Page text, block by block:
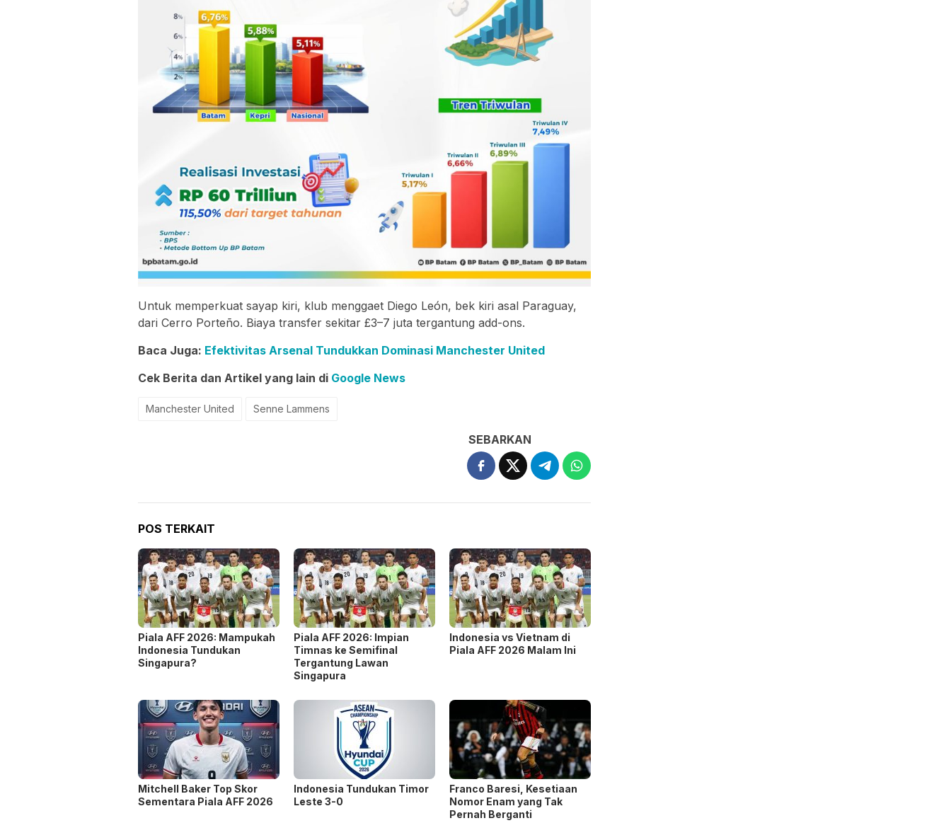
Untuk memperkuat sayap kiri, klub menggaet Diego León, bek kiri asal Paraguay,
dari Cerro Porteño. Biaya transfer sekitar £3–7 juta tergantung add-ons.
Baca Juga: Efektivitas Arsenal Tundukkan Dominasi Manchester United
Cek Berita dan Artikel yang lain di Google News
Manchester United Senne Lammens
SEBARKAN
POS TERKAIT
Piala AFF 2026: Mampukah
Indonesia Tundukan
Singapura?
Piala AFF 2026: Impian
Timnas ke Semifinal
Tergantung Lawan
Singapura
Indonesia vs Vietnam di
Piala AFF 2026 Malam Ini
Mitchell Baker Top Skor
Sementara Piala AFF 2026
Indonesia Tundukan Timor
Leste 3-0
Franco Baresi, Kesetiaan
Nomor Enam yang Tak
Pernah Berganti